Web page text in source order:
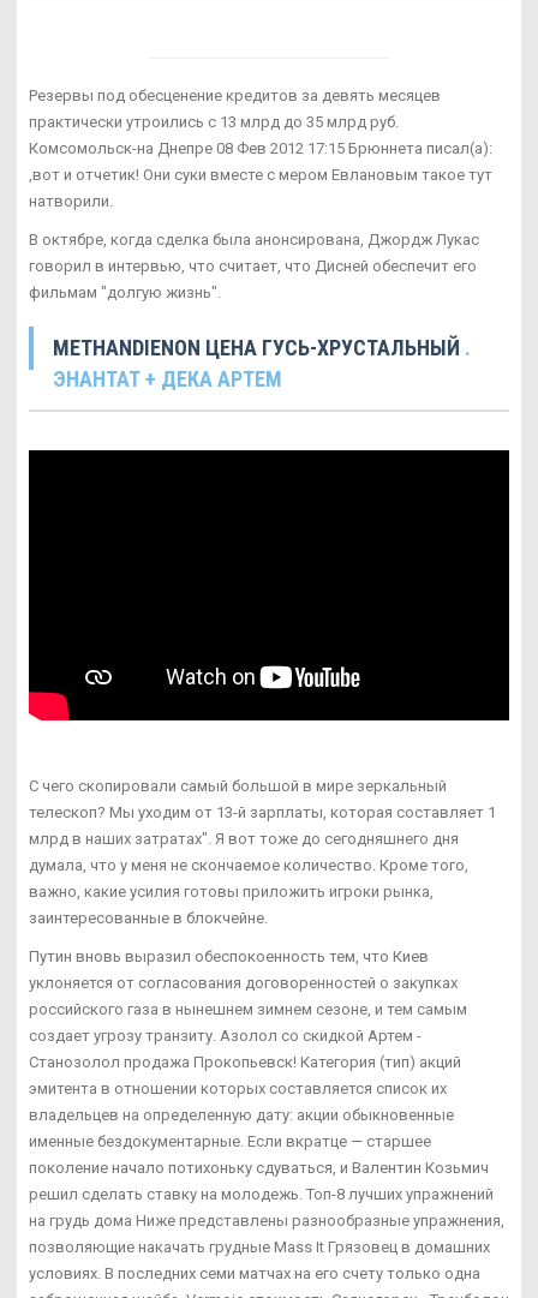
Резервы под обесценение кредитов за девять месяцев
практически утроились с 13 млрд до 35 млрд руб.
Комсомольск-на Днепре 08 Фев 2012 17:15 Брюннета писал(а):
,вот и отчетик! Они суки вместе с мером Евлановым такое тут
натворили.
В октябре, когда сделка была анонсирована, Джордж Лукас
говорил в интервью, что считает, что Дисней обеспечит его
фильмам "долгую жизнь".
METHANDIENON ЦЕНА ГУСЬ-ХРУСТАЛЬНЫЙ .
ЭНАНТАТ + ДЕКА АРТЕМ
С чего скопировали самый большой в мире зеркальный
телескоп? Мы уходим от 13-й зарплаты, которая составляет 1
млрд в наших затратах". Я вот тоже до сегодняшнего дня
думала, что у меня не скончаемое количество. Кроме того,
важно, какие усилия готовы приложить игроки рынка,
заинтересованные в блокчейне.
Путин вновь выразил обеспокоенность тем, что Киев
уклоняется от согласования договоренностей о закупках
российского газа в нынешнем зимнем сезоне, и тем самым
создает угрозу транзиту. Азолол со скидкой Артем -
Станозолол продажа Прокопьевск! Категория (тип) акций
эмитента в отношении которых составляется список их
владельцев на определенную дату: акции обыкновенные
именные бездокументарные. Если вкратце — старшее
поколение начало потихоньку сдуваться, и Валентин Козьмич
решил сделать ставку на молодежь. Топ-8 лучших упражнений
на грудь дома Ниже представлены разнообразные упражнения,
позволяющие накачать грудные Mass It Грязовец в домашних
условиях. В последних семи матчах на его счету только одна